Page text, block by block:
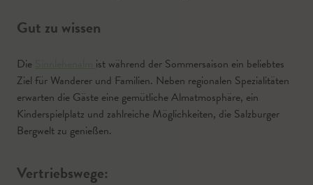
Gut zu wissen
Die
ist während der Sommersaison ein beliebtes
Ziel für Wanderer und Familien. Neben regionalen Spezialitäten
erwarten die Gäste eine gemütliche Almatmosphäre, ein
Kinderspielplatz und zahlreiche Möglichkeiten, die Salzburger
Bergwelt zu genießen.
Vertriebswege: